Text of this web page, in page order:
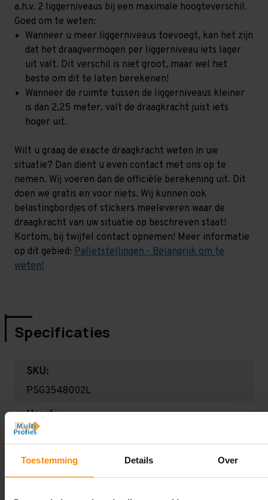
Toestemming Details Over
a.h.v. 2 liggerniveaus bij een maximale hoogteverschil.
Goed om te weten:
Wanneer u meer liggerniveaus toevoegt, kan het zijn
dat het draagvermogen per liggerniveau iets lager
uit valt. Dit verschil is niet groot, maar wel het
beste om dit te laten berekenen!
Wanneer de ruimte tussen de liggerniveaus kleiner
is dan 2,25 meter, valt de draagkracht juist iets
hoger uit.
Wilt u graag de exacte draagkracht weten in uw
situatie? Dan dient u even contact met ons op te
nemen. Wij voeren dan de officiële berekening uit. Dit
doen we gratis en voor niets. Wij kunnen ook
belastingbordjes of stickers meeleveren waar de
draagkracht van uw situatie op beschreven staat!
Kortom, bij twijfel contact opnemen! Meer informatie
op dit gebied: Palletstellingen - Belangrijk om te
weten!
Specificaties
SKU:
PSG3548002L
Hoogte:
3.500 mm
Diepte:
1.100 mm